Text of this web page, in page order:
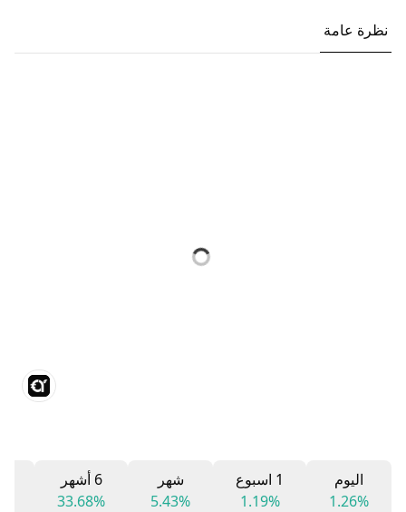
نظرة عامة
اليوم
1.26%
1 اسبوع
1.19%
شهر
5.43%
6 أشهر
33.68%